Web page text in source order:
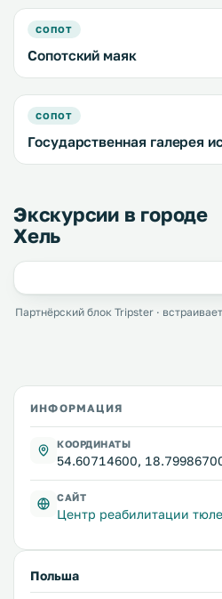
СОПОТ
Сопотский маяк
СОПОТ
Государственная галерея
Экскурсии в городе
Хель
Партнёрский блок Tripster ·
ИНФОРМАЦИЯ
КООРДИНАТЫ
54.60714600,
САЙТ
Центр реабилитации
Польша